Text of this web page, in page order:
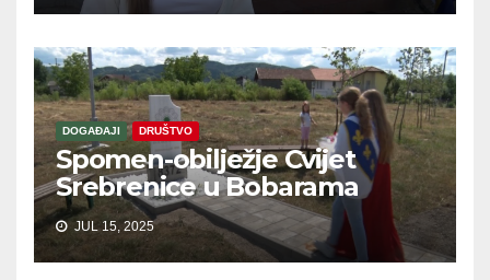
DOGAĐAJI DRUŠTVO
Spomen-obilježje Cvijet
Srebrenice u Bobarama
JUL 15, 2025